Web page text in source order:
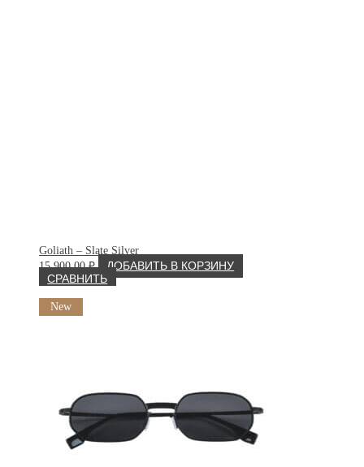
Goliath – Slate Silver
15 900.00₽
ДОБАВИТЬ В КОРЗИНУ
СРАВНИТЬ
New